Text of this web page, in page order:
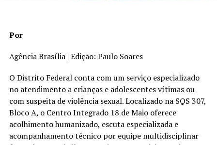
Por
Agência Brasília | Edição: Paulo Soares
O Distrito Federal conta com um serviço especializado
no atendimento a crianças e adolescentes vítimas ou
com suspeita de violência sexual. Localizado na SQS 307,
Bloco A, o Centro Integrado 18 de Maio oferece
acolhimento humanizado, escuta especializada e
acompanhamento técnico por equipe multidisciplinar